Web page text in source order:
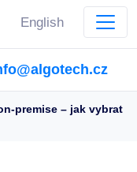
English
premise – jak vybrat